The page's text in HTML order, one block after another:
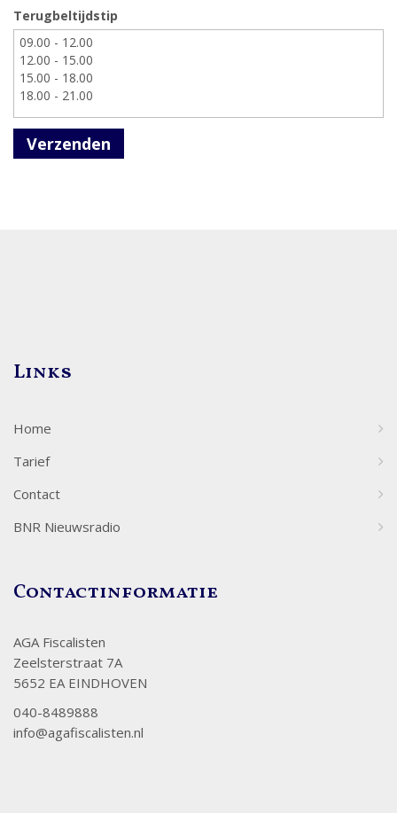
Terugbeltijdstip
Verzenden
Links
Home
Tarief
Contact
BNR Nieuwsradio
Contactinformatie
AGA Fiscalisten
Zeelsterstraat 7A
5652 EA EINDHOVEN
040-8489888
info@agafiscalisten.nl